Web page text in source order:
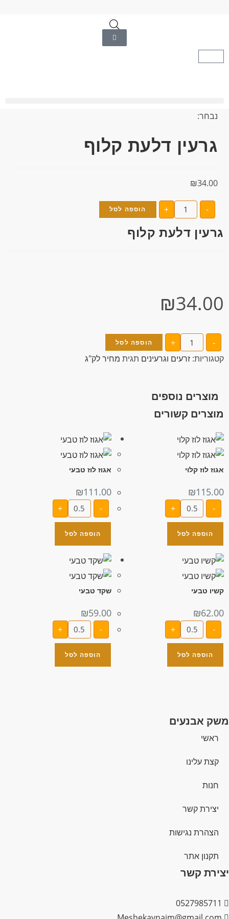
נבחר:
גרעין דלעת קלוף
₪34.00
-
+ הוספה לסל
גרעין דלעת קלוף
₪34.00
-
+ הוספה לסל
קטגוריות: זרעים וגרעינים תגית מחיר לק"ג
מוצרים נוספים
מוצרים קשורים
אגוז לוז קלוי
₪115.00
-
+
הוספה לסל
אגוז לוז טבעי
₪111.00
-
+
הוספה לסל
קשיו טבעי
₪62.00
-
+
הוספה לסל
שקד טבעי
₪59.00
-
+
הוספה לסל
משק אבנעים
ראשי
קצת עלינו
חנות
יצירת קשר
הצהרת נגישות
תקנון אתר
יצירת קשר
0527985711